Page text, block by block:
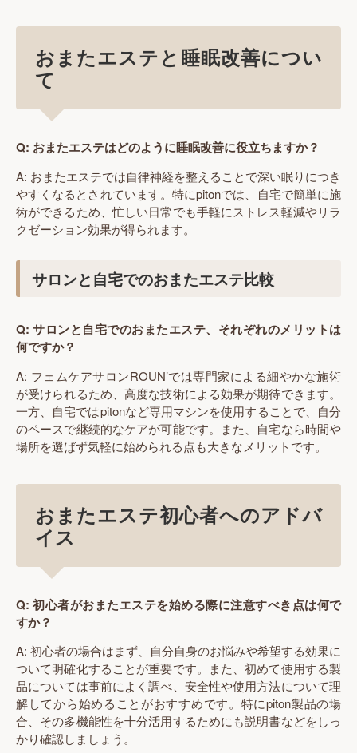
おまたエステと睡眠改善につい
て
Q: おまたエステはどのように睡眠改善に役立ちますか？
A: おまたエステでは自律神経を整えることで深い眠りにつき
やすくなるとされています。特にpitonでは、自宅で簡単に施
術ができるため、忙しい日常でも手軽にストレス軽減やリラ
クゼーション効果が得られます。
サロンと自宅でのおまたエステ比較
Q: サロンと自宅でのおまたエステ、それぞれのメリットは
何ですか？
A: フェムケアサロンROUN’では専門家による細やかな施術
が受けられるため、高度な技術による効果が期待できます。
一方、自宅ではpitonなど専用マシンを使用することで、自分
のペースで継続的なケアが可能です。また、自宅なら時間や
場所を選ばず気軽に始められる点も大きなメリットです。
おまたエステ初心者へのアドバ
イス
Q: 初心者がおまたエステを始める際に注意すべき点は何で
すか？
A: 初心者の場合はまず、自分自身のお悩みや希望する効果に
ついて明確化することが重要です。また、初めて使用する製
品については事前によく調べ、安全性や使用方法について理
解してから始めることがおすすめです。特にpiton製品の場
合、その多機能性を十分活用するためにも説明書などをしっ
かり確認しましょう。